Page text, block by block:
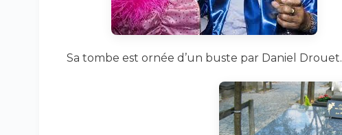
Sa tombe est ornée d’un buste par Daniel Drouet.